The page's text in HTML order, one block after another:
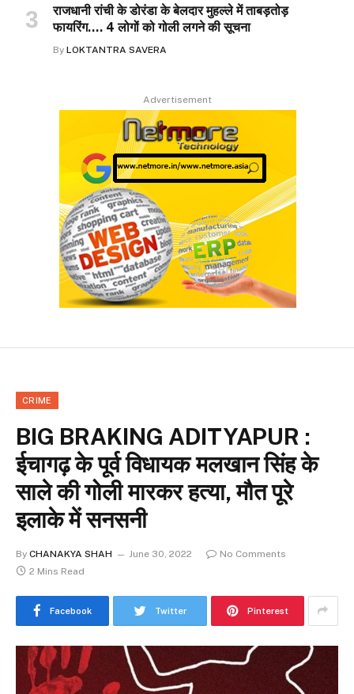
राजधानी रांची के डोरंडा के बेलदार मुहल्ले में ताबड़तोड़
फायरिंग…. 4 लोगों को गोली लगने की सूचना
By LOKTANTRA SAVERA
Advertisement
CRIME
BIG BRAKING ADITYAPUR :
ईचागढ़ के पूर्व विधायक मलखान सिंह के
साले की गोली मारकर हत्या, मौत पूरे
इलाके में सनसनी
By CHANAKYA SHAH June 30, 2022
No Comments
2 Mins Read
Facebook Twitter Pinterest